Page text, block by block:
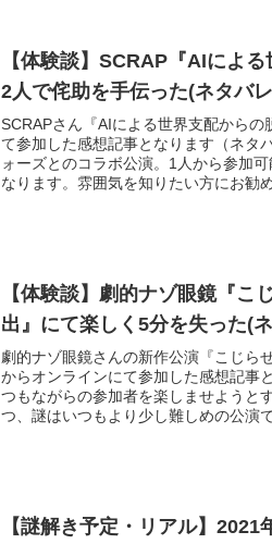
【体験談】SCRAP『AIによ
2人で侘助を手伝った(ネタバ
SCRAPさん『AIによる世界支配からの
て参加した感想記事となります（ネタ
ォーズとのコラボ公演。1人から参加
なります。雰囲気を知りたい方にお勧
【体験談】劇的ナゾ眼鏡『こ
出』にて楽しく5分を失った(
劇的ナゾ眼鏡さんの新作公演『こじら
からオンラインにて参加した感想記事
つもながらの参加者を楽しませようと
つ、謎はいつもより少し難しめの公演で
【謎解き予定・リアル】2021